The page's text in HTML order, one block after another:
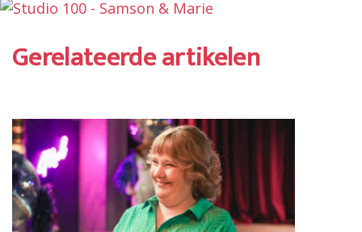
Gerelateerde artikelen